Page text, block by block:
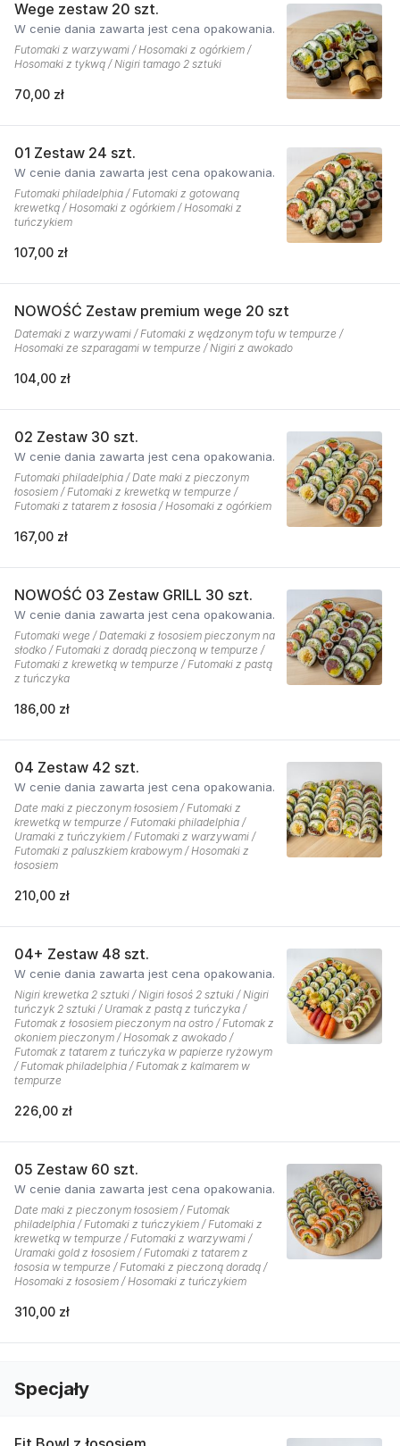
Wege zestaw 20 szt.
W cenie dania zawarta jest cena opakowania.
Futomaki z warzywami / Hosomaki z ogórkiem /
Hosomaki z tykwą / Nigiri tamago 2 sztuki
70,00 zł
01 Zestaw 24 szt.
W cenie dania zawarta jest cena opakowania.
Futomaki philadelphia / Futomaki z gotowaną
krewetką / Hosomaki z ogórkiem / Hosomaki z
tuńczykiem
107,00 zł
NOWOŚĆ Zestaw premium wege 20 szt
Datemaki z warzywami / Futomaki z wędzonym tofu w tempurze /
Hosomaki ze szparagami w tempurze / Nigiri z awokado
104,00 zł
02 Zestaw 30 szt.
W cenie dania zawarta jest cena opakowania.
Futomaki philadelphia / Date maki z pieczonym
łososiem / Futomaki z krewetką w tempurze /
Futomaki z tatarem z łososia / Hosomaki z ogórkiem
167,00 zł
NOWOŚĆ 03 Zestaw GRILL 30 szt.
W cenie dania zawarta jest cena opakowania.
Futomaki wege / Datemaki z łososiem pieczonym na
słodko / Futomaki z doradą pieczoną w tempurze /
Futomaki z krewetką w tempurze / Futomaki z pastą
z tuńczyka
186,00 zł
04 Zestaw 42 szt.
W cenie dania zawarta jest cena opakowania.
Date maki z pieczonym łososiem / Futomaki z
krewetką w tempurze / Futomaki philadelphia /
Uramaki z tuńczykiem / Futomaki z warzywami /
Futomaki z paluszkiem krabowym / Hosomaki z
łososiem
210,00 zł
04+ Zestaw 48 szt.
W cenie dania zawarta jest cena opakowania.
Nigiri krewetka 2 sztuki / Nigiri łosoś 2 sztuki / Nigiri
tuńczyk 2 sztuki / Uramak z pastą z tuńczyka /
Futomak z łososiem pieczonym na ostro / Futomak z
okoniem pieczonym / Hosomak z awokado /
Futomak z tatarem z tuńczyka w papierze ryżowym
/ Futomak philadelphia / Futomak z kalmarem w
tempurze
226,00 zł
05 Zestaw 60 szt.
W cenie dania zawarta jest cena opakowania.
Date maki z pieczonym łososiem / Futomak
philadelphia / Futomaki z tuńczykiem / Futomaki z
krewetką w tempurze / Futomaki z warzywami /
Uramaki gold z łososiem / Futomaki z tatarem z
łososia w tempurze / Futomaki z pieczoną doradą /
Hosomaki z łososiem / Hosomaki z tuńczykiem
310,00 zł
Specjały